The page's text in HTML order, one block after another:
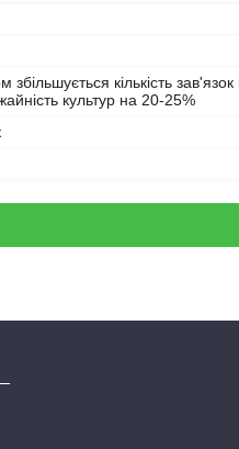
кількість зав'язок
культур на 20-25%